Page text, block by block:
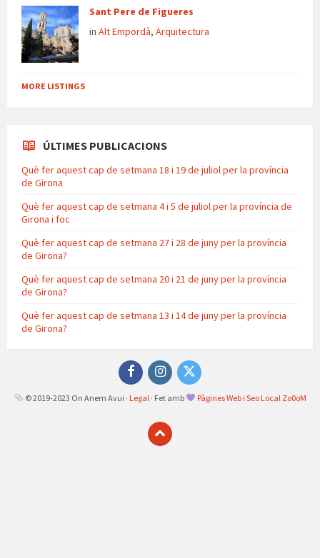
Sant Pere de Figueres
in Alt Empordà, Arquitectura
MORE LISTINGS
ÚLTIMES PUBLICACIONS
Què fer aquest cap de setmana 18 i 19 de juliol per la província
de Girona
Què fer aquest cap de setmana 4 i 5 de juliol per la província de
Girona i foc
Què fer aquest cap de setmana 27 i 28 de juny per la província
de Girona?
Què fer aquest cap de setmana 20 i 21 de juny per la província
de Girona?
Què fer aquest cap de setmana 13 i 14 de juny per la província
de Girona?
FacebookInstagramTwitter
© 2019-2023 On Anem Avui · Legal · Fet amb Pàgines Web i Seo Local Zo0oM